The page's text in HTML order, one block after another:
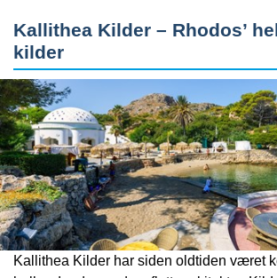
Kallithea Kilder – Rhodos’
kilder
Kallithea Kilder har siden oldtiden været